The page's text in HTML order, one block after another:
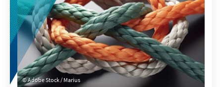
Kindergrundsicherung. Die Studie analysiert
die Ursachen für Armutsrisiken von Kindern,
beleuchtet die Auswirkungen und präsentiert
Lösungsansätze zur Reduzierung von
Kinderarmut.
Adobe Stock / Marius